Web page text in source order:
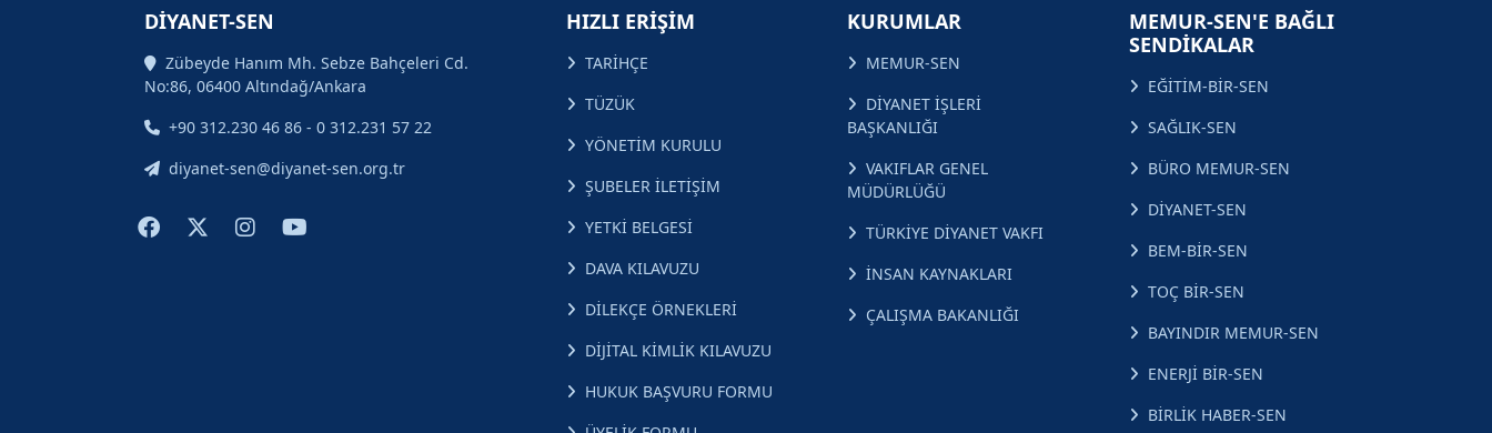
DİYANET-SEN
Zübeyde Hanım Mh. Sebze Bahçeleri Cd.
No:86, 06400 Altındağ/Ankara
+90 312.230 46 86 - 0 312.231 57 22
diyanet-sen@diyanet-sen.org.tr
HIZLI ERİŞİM
TARİHÇE
TÜZÜK
YÖNETİM KURULU
ŞUBELER İLETİŞİM
YETKİ BELGESİ
DAVA KILAVUZU
DİLEKÇE ÖRNEKLERİ
DİJİTAL KİMLİK KILAVUZU
HUKUK BAŞVURU FORMU
KURUMLAR
MEMUR-SEN
DİYANET İŞLERİ
BAŞKANLIĞI
VAKIFLAR GENEL
MÜDÜRLÜĞÜ
TÜRKİYE DİYANET VAKFI
İNSAN KAYNAKLARI
ÇALIŞMA BAKANLIĞI
MEMUR-SEN'E BAĞLI
SENDİKALAR
EĞİTİM-BİR-SEN
SAĞLIK-SEN
BÜRO MEMUR-SEN
DİYANET-SEN
BEM-BİR-SEN
TOÇ BİR-SEN
BAYINDIR MEMUR-SEN
ENERJİ BİR-SEN
BİRLİK HABER-SEN